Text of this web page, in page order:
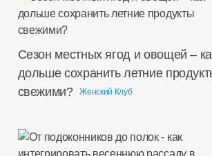
Сезон местных ягод и овощей –
дольше сохранить летние
свежими?
Женский Клуб